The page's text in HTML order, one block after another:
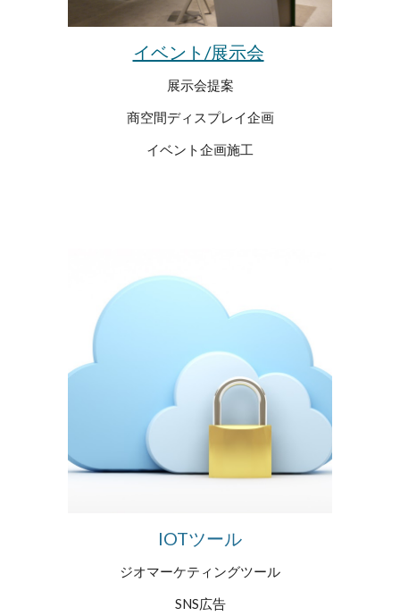
イベント/展示会
展示会提案
商空間ディスプレイ企画
イベント企画施工
IOTツール
ジオマーケティングツール
SNS広告